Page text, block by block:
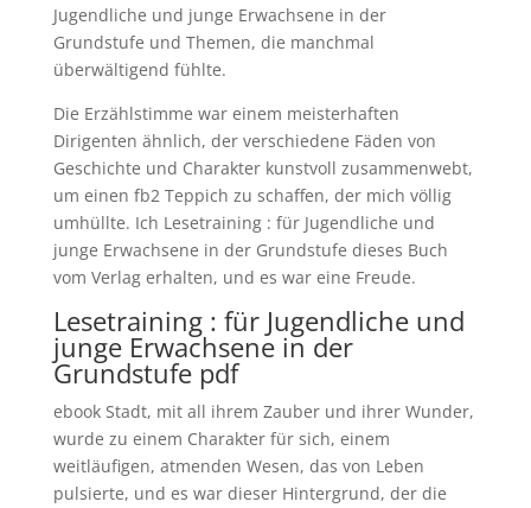
Jugendliche und junge Erwachsene in der
Grundstufe und Themen, die manchmal
überwältigend fühlte.
Die Erzählstimme war einem meisterhaften
Dirigenten ähnlich, der verschiedene Fäden von
Geschichte und Charakter kunstvoll zusammenwebt,
um einen fb2 Teppich zu schaffen, der mich völlig
umhüllte. Ich Lesetraining : für Jugendliche und
junge Erwachsene in der Grundstufe dieses Buch
vom Verlag erhalten, und es war eine Freude.
Lesetraining : für Jugendliche und
junge Erwachsene in der
Grundstufe pdf
ebook Stadt, mit all ihrem Zauber und ihrer Wunder,
wurde zu einem Charakter für sich, einem
weitläufigen, atmenden Wesen, das von Leben
pulsierte, und es war dieser Hintergrund, der die